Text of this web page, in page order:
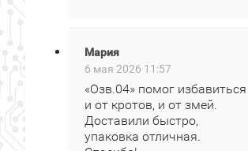
Мария
6 мая 2026 11:57
«Озв.04» помог избавиться
и от кротов, и от змей.
Доставили быстро,
упаковка отличная.